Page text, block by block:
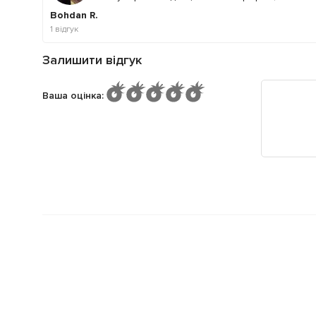
Bohdan R.
1 відгук
Залишити відгук
Ваша оцінка: